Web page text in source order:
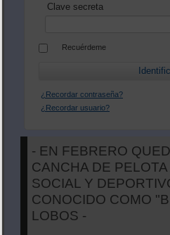
Clave secreta
Recuérdeme
¿Recordar contraseña?
¿Recordar usuario?
- EN FEBRERO
CANCHA DE
SOCIAL Y
CONOCIDO COMO
LOBOS -